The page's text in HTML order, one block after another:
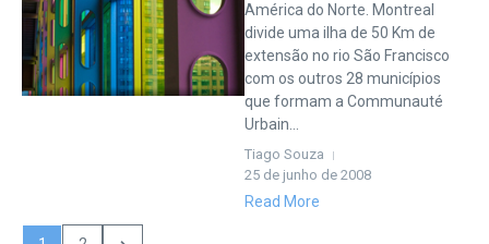
América do Norte. Montreal
divide uma ilha de 50 Km de
extensão no rio São Francisco
com os outros 28 municípios
que formam a Communauté
Urbain...
Tiago Souza
25 de junho de 2008
Read More